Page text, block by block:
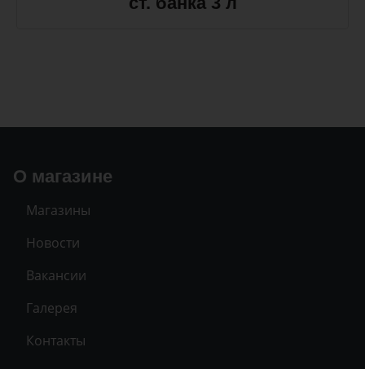
О магазине
Магазины
Новости
Вакансии
Галерея
Контакты